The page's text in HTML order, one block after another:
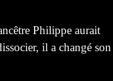
Philippe aurait
il a changé son